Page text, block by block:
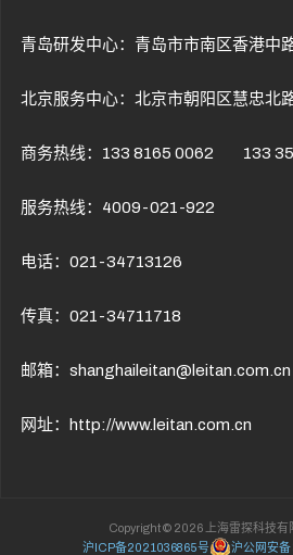
青岛研发中心：青岛市市南区香港中
北京服务中心：北京市朝阳区慧忠北
商务热线：133 8165 0062 133
服务热线：4009-021-922
电话：021-34713126
传真：021-34711718
邮箱：shanghaileitan@leitan.com.cn
网址：http://www.leitan.com.cn
Copyright © 2026 上海雷探科技有
沪ICP备2021036865号
沪公网安